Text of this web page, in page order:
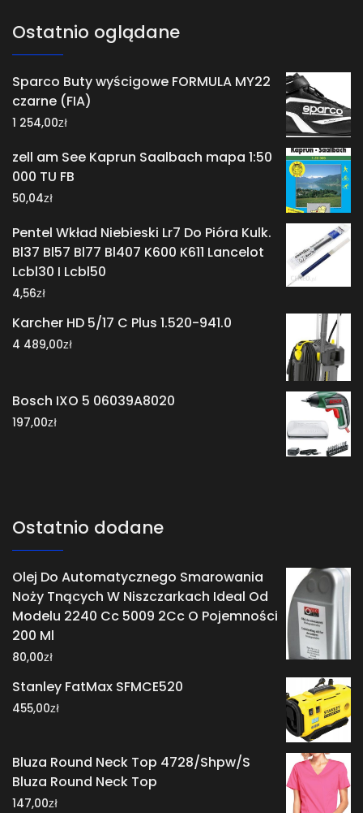
Ostatnio oglądane
Sparco Buty wyścigowe FORMULA MY22
czarne (FIA)
1 254,00zł
zell am See Kaprun Saalbach mapa 1:50
000 TU FB
50,04zł
Pentel Wkład Niebieski Lr7 Do Pióra Kulk.
Bl37 Bl57 Bl77 Bl407 K600 K611 Lancelot
Lcbl30 I Lcbl50
4,56zł
Karcher HD 5/17 C Plus 1.520-941.0
4 489,00zł
Bosch IXO 5 06039A8020
197,00zł
Ostatnio dodane
Olej Do Automatycznego Smarowania
Noży Tnących W Niszczarkach Ideal Od
Modelu 2240 Cc 5009 2Cc O Pojemności
200 Ml
80,00zł
Stanley FatMax SFMCE520
455,00zł
Bluza Round Neck Top 4728/Shpw/S
Bluza Round Neck Top
147,00zł